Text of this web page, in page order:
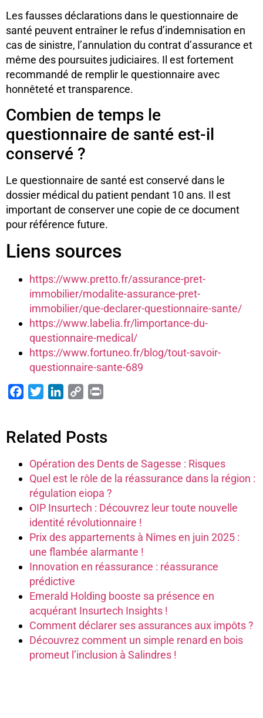
Les fausses déclarations dans le questionnaire de
santé peuvent entraîner le refus d’indemnisation en
cas de sinistre, l’annulation du contrat d’assurance et
même des poursuites judiciaires. Il est fortement
recommandé de remplir le questionnaire avec
honnêteté et transparence.
Combien de temps le
questionnaire de santé est-il
conservé ?
Le questionnaire de santé est conservé dans le
dossier médical du patient pendant 10 ans. Il est
important de conserver une copie de ce document
pour référence future.
Liens sources
https://www.pretto.fr/assurance-pret-
immobilier/modalite-assurance-pret-
immobilier/que-declarer-questionnaire-sante/
https://www.labelia.fr/limportance-du-
questionnaire-medical/
https://www.fortuneo.fr/blog/tout-savoir-
questionnaire-sante-689
FacebookTwitterLinkedIn
Copy
Related Posts
Opération des Dents de Sagesse : Risques
Quel est le rôle de la réassurance dans la région :
régulation eiopa ?
OIP Insurtech : Découvrez leur toute nouvelle
identité révolutionnaire !
Prix des appartements à Nîmes en juin 2025 :
une flambée alarmante !
Innovation en réassurance : réassurance
prédictive
Emerald Holding booste sa présence en
acquérant Insurtech Insights !
Comment déclarer ses assurances aux impôts ?
Découvrez comment un simple renard en bois
promeut l’inclusion à Salindres !